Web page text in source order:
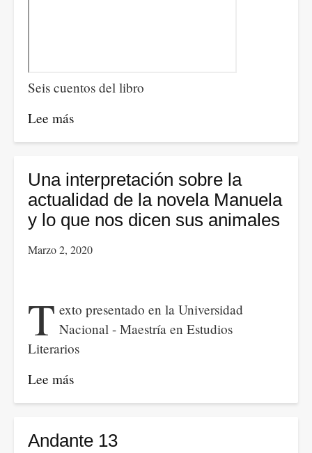
Seis cuentos del libro
Lee más
Andante
Una interpretación sobre la
actualidad de la novela Manuela
y lo que nos dicen sus animales
Marzo 2, 2020
T exto presentado en la Universidad
Nacional - Maestría en Estudios
Literarios
Lee más
Una
sobre
Andante 13